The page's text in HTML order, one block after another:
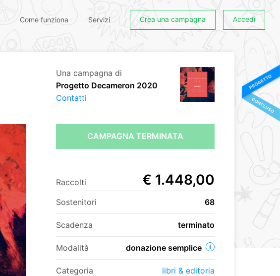
Come funziona Servizi Crea una campagna Accedi
Una campagna di
Progetto Decameron 2020
Contatti
CAMPAGNA TERMINATA
Raccolti € 1.448,00
Sostenitori 68
Scadenza terminato
Modalità donazione semplice
Categoria libri & editoria